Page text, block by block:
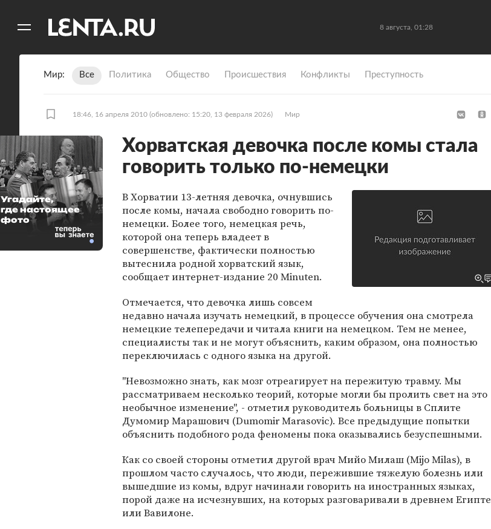
8 августа, 01:28
Мир Все Политика Общество Происшествия Конфликты Преступность
18:46, 16 апреля 2010 (обновлено: 15:20, 13 февраля 2026) Мир
Хорватская девочка после комы стала
говорить только по-немецки
В Хорватии 13-летняя девочка, очнувшись
после комы, начала свободно говорить по-
немецки. Более того, немецкая речь,
которой она теперь владеет в
совершенстве, фактически полностью
вытеснила родной хорватский язык,
сообщает интернет-издание 20 Minuten.
Отмечается, что девочка лишь совсем
недавно начала изучать немецкий, в процессе обучения она смотрела
немецкие телепередачи и читала книги на немецком. Тем не менее,
специалисты так и не могут объяснить, каким образом, она полностью
переключилась с одного языка на другой.
"Невозможно знать, как мозг отреагирует на пережитую травму. Мы
рассматриваем несколько теорий, которые могли бы пролить свет на это
необычное изменение", - отметил руководитель больницы в Сплите
Думомир Марашович (Dumomir Marasovic). Все предыдущие попытки
объяснить подобного рода феномены пока оказывались безуспешными.
Как со своей стороны отметил другой врач Мийо Милаш (Mijo Milas), в
прошлом часто случалось, что люди, пережившие тяжелую болезнь или
вышедшие из комы, вдруг начинали говорить на иностранных языках,
порой даже на исчезнувших, на которых разговаривали в древнем Египте
или Вавилоне.
Угадайте,
где настоящее
фото